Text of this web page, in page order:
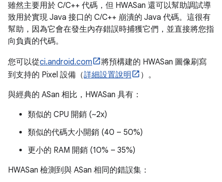
雖然主要用於 C/C++ 代碼，但 HWASan 還可以幫助調試導
致用於實現 Java 接口的 C/C++ 崩潰的 Java 代碼。這很有
幫助，因為它會在發生內存錯誤時捕獲它們，並直接將您指
向負責的代碼。
您可以從ci.android.com
將預構建的 HWASan 圖像刷寫
到支持的 Pixel 設備（詳細設置說明
）。
與經典的 ASan 相比，HWASan 具有：
類似的 CPU 開銷 (~2x)
類似的代碼大小開銷 (40 – 50%)
更小的 RAM 開銷 (10% – 35%)
HWASan 檢測到與 ASan 相同的錯誤集：